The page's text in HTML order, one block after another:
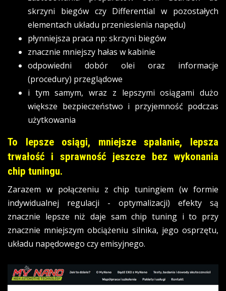
skrzyni biegów czy Differential w pozostałych
elementach układu przeniesienia napędu)
płynniejsza praca np: skrzyni biegów
znacznie mniejszy hałas w kabinie
odpowiedni dobór olei oraz informacje
(procedury) przeglądowe
i tym samym, wraz z lepszymi osiągami dużo
większe bezpieczeństwo i przyjemność podczas
użytkowania
To lepsze osiągi, mniejsze spalanie, lepsza
trwałość i sprawność jeszcze bez wykonania
chip tuningu.
Zarazem w połączeniu z chip tuningiem (w formie
indywidualnej regulacji - optymalizacji) efekty są
znacznie lepsze niż daje sam chip tuning i to przy
znacznie mniejszym obciążeniu silnika, jego osprzętu,
układu napędowego czy emisyjnego.